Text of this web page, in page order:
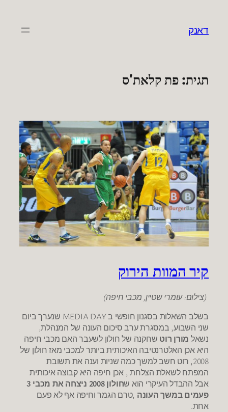
דאנק
תגית:פת קלאת'ס
קיר המוות הירוק
(צילום: עומרי שטיין, מכבי חיפה)
בשלב השאלות בסגנון חופשי ב MEDIA DAY שנערך ביום
שני השבוע, במסגרת ערב סיכום העונה של המנהלת,
נשאל מורן רוט שחקנה של חולון לשעבר האם מכבי חיפה
היא אכן האלטרנטיבה האיכותית ביותר למכבי מאז חולון של
2008, רוט חשב למשך כמה שניות וענה את תשובת
המפתח לשאלת הצלחת , אכן חיפה היא קבוצה איכותית
אבל ההבדל העיקרי הוא ש
חולון 2008 ניצחה את מכבי 3
פעמים במשך העונה ,טרם הגמר וחיפה אף לא פעם
אחת.